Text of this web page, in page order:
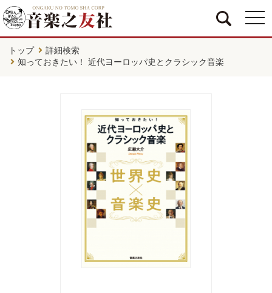
トップ
詳細検索
知っておきたい！ 近代ヨーロッパ史とクラシック音楽